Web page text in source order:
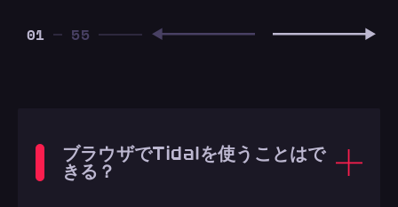
01
ブラウザでTidalを使うことはで
きる？